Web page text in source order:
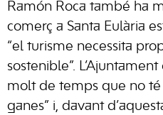
Ramón Roca també ha
comerç a Santa Eulària
“el turisme necessita
sostenible”.
molt de temps que no té
ganes” i, davant